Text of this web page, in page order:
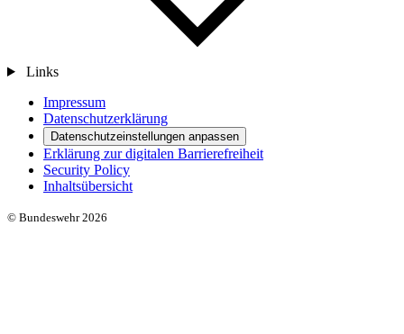
Links
Impressum
Datenschutzerklärung
Datenschutzeinstellungen anpassen
Erklärung zur digitalen Barrierefreiheit
Security Policy
Inhaltsübersicht
© Bundeswehr 2026